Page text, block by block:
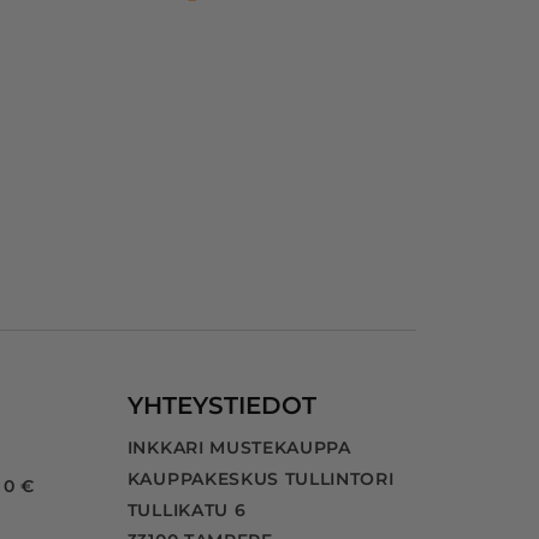
0 €
YHTEYSTIEDOT
INKKARI MUSTEKAUPPA
KAUPPAKESKUS TULLINTORI
TULLIKATU 6